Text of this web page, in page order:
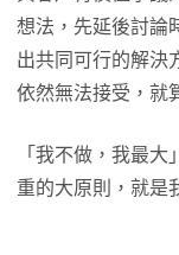
想法，先延後討論
出共同可行的解決
依然無法接受，就
「我不做，我最
重的大原則，就是